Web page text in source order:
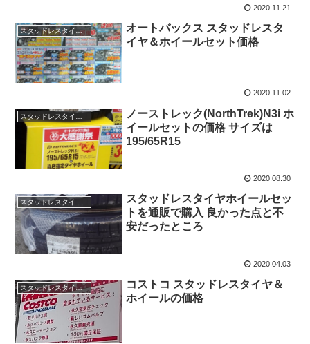
2020.11.21
スタッドレスタイヤ ホイールセット 価格
オートバックス スタッドレスタ
イヤ＆ホイールセット価格
2020.11.02
ノーストレック(NorthTrek)N3i ホ
イールセットの価格 サイズは
195/65R15
2020.08.30
スタッドレスタイヤホイールセッ
トを通販で購入 良かった点と不
安だったところ
2020.04.03
スタッドレスタイヤ ホイールセット 195/65r15
コストコ スタッドレスタイヤ＆
ホイールの価格